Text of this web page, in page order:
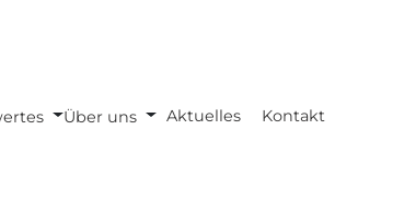
Über uns Aktuelles Kontakt